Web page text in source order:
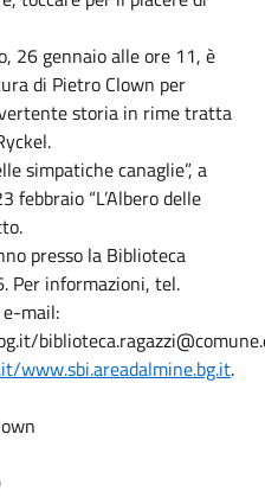
26 gennaio alle ore 11, è
di Pietro Clown per
storia in rime tratta
simpatiche canaglie”, a
febbraio “L’Albero delle
presso la Biblioteca
Per informazioni, tel.
mail:
www.sbi.areadalmine.bg.it.